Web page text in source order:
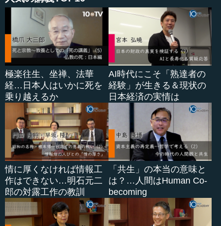
極楽往生、坐禅、法華
経…日本人はいかに死を
乗り越えるか
AI時代にこそ「熟達者の
経験」が生きる＆現状の
日本経済の実情は
情に厚くなければ情報工
作はできない…明石元二
郎の対露工作の教訓
「共生」の本当の意味と
は？…人間はHuman Co-
becoming